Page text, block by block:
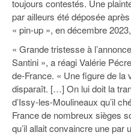
toujours contestés. Une
par ailleurs été déposée
« pin-up », en décembre
« Grande tristesse à
Santini », a réagi Valérie
de-France. « Une figure de la
disparaît. […] On lui doit la
d’Issy-les-Moulineaux qu’il
France de nombreux sièges
qu’il allait convaincre une par